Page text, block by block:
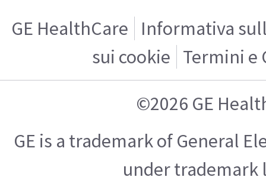
GE HealthCare
Informativa
sui cookie Termini e
©2026 GE
GE is a trademark of General
under trademark